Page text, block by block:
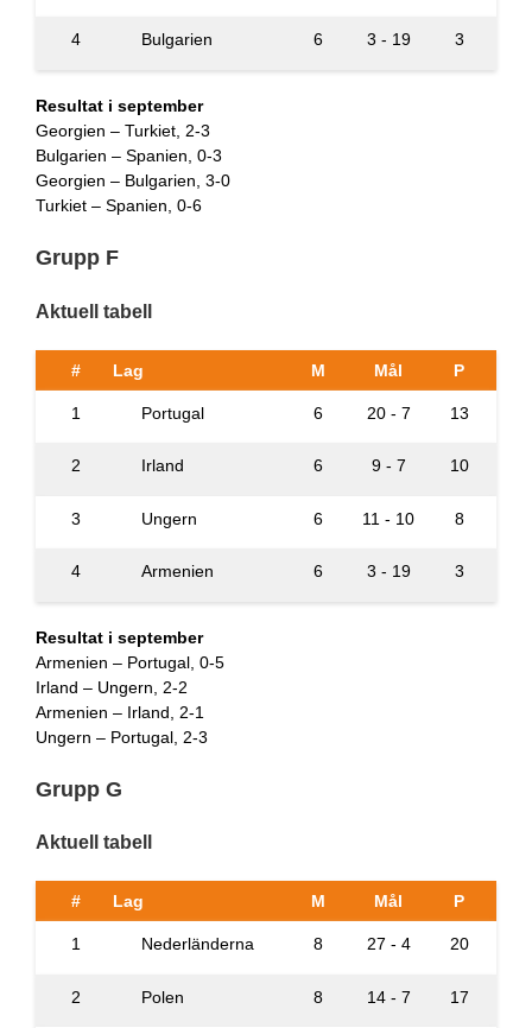
4 Bulgarien 6 3 - 19 3
Resultat i september
Georgien – Turkiet, 2-3
Bulgarien – Spanien, 0-3
Georgien – Bulgarien, 3-0
Turkiet – Spanien, 0-6
Grupp F
Aktuell tabell
# Lag M Mål P
1 Portugal 6 20 - 7 13
2 Irland 6 9 - 7 10
3 Ungern 6 11 - 10 8
4 Armenien 6 3 - 19 3
Resultat i september
Armenien – Portugal, 0-5
Irland – Ungern, 2-2
Armenien – Irland, 2-1
Ungern – Portugal, 2-3
Grupp G
Aktuell tabell
# Lag M Mål P
1 Nederländerna 8 27 - 4 20
2 Polen 8 14 - 7 17